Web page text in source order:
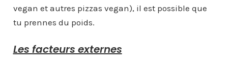
vegan et autres pizzas vegan), il est possible que
tu prennes du poids.
Les facteurs externes